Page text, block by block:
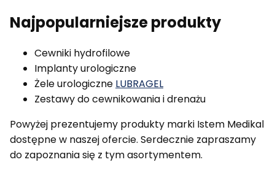
Najpopularniejsze produkty
Cewniki hydrofilowe
Implanty urologiczne
Żele urologiczne LUBRAGEL
Zestawy do cewnikowania i drenażu
Powyżej prezentujemy produkty marki Istem Medikal
dostępne w naszej ofercie. Serdecznie zapraszamy
do zapoznania się z tym asortymentem.